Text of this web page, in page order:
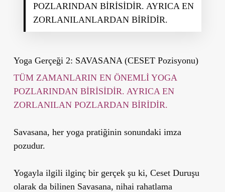
POZLARINDAN BİRİSİDİR. AYRICA EN
ZORLANILANLARDAN BİRİDİR.
Yoga Gerçeği 2: SAVASANA (CESET Pozisyonu)
TÜM ZAMANLARIN EN ÖNEMLİ YOGA
POZLARINDAN BİRİSİDİR. AYRICA EN
ZORLANILAN POZLARDAN BİRİDİR.
Savasana, her yoga pratiğinin sonundaki imza
pozudur.
Yogayla ilgili ilginç bir gerçek şu ki, Ceset Duruşu
olarak da bilinen Savasana, nihai rahatlama